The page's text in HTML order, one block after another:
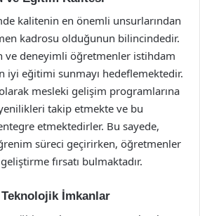
kalitenin en önemli unsurlarından
kadrosu olduğunun bilincindedir.
ve deneyimli öğretmenler istihdam
iyi eğitimi sunmayı hedeflemektedir.
mesleki gelişim programlarına
takip etmekte ve bu
etmektedirler. Bu sayede,
süreci geçirirken, öğretmenler
fırsatı bulmaktadır.
İmkanlar